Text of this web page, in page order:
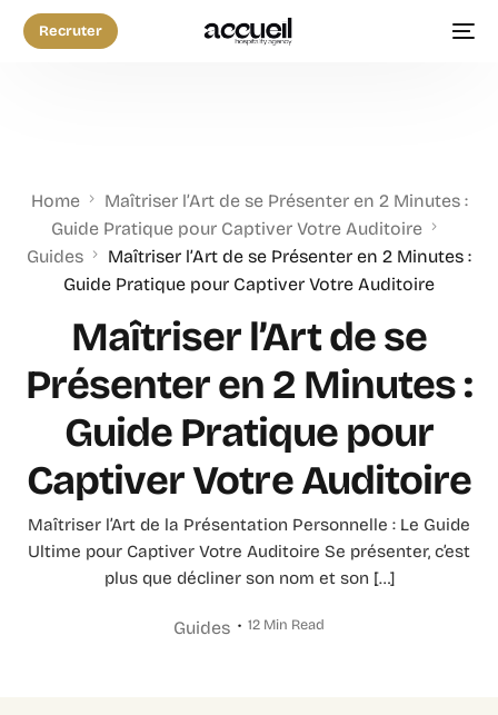
Recruter
Home
Maîtriser l’Art de se Présenter en 2 Minutes :
Guide Pratique pour Captiver Votre Auditoire
Guides
Maîtriser l’Art de se Présenter en 2 Minutes :
Guide Pratique pour Captiver Votre Auditoire
Maîtriser l’Art de se
Présenter en 2 Minutes :
Guide Pratique pour
Captiver Votre Auditoire
Maîtriser l’Art de la Présentation Personnelle : Le Guide
Ultime pour Captiver Votre Auditoire Se présenter, c’est
plus que décliner son nom et son […]
Guides 12 Min Read